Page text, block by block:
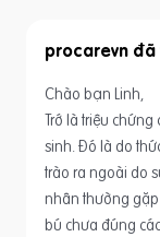
procarevn
Chào bạn Linh,
Trớ là triệu
sinh. Đó là do
trào ra ngoài do
nhân thường gặp
bú chưa đúng